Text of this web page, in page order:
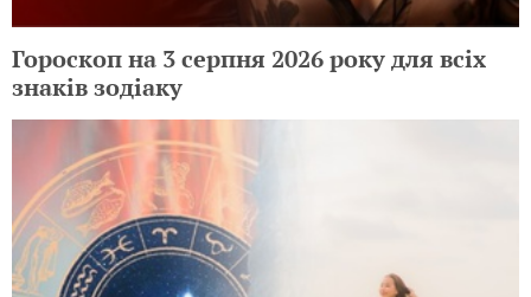
Гороскоп на 3 серпня 2026 року для всіх
знаків зодіаку